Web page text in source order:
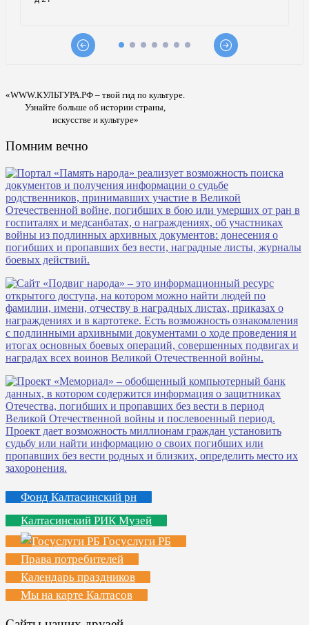
«WWW.КУЛЬТУРА.РФ – твой гид по культуре.
Узнайте больше об истории страны,
искусстве и культуре»
Помним вечно
Фонд Калтасинский рн
Калтасинский РИК Музей
Госуслуги РБ
Права потребителей
Календарь праздников
Мы на карте Калтасов